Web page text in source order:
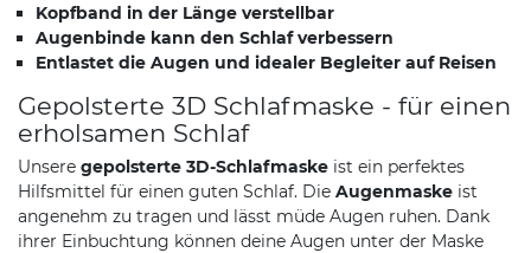
Kopfband in der Länge verstellbar
Augenbinde kann den Schlaf verbessern
Entlastet die Augen und idealer Begleiter auf Reisen
Gepolsterte 3D Schlafmaske - für einen
erholsamen Schlaf
Unsere gepolsterte 3D-Schlafmaske ist ein perfektes
Hilfsmittel für einen guten Schlaf. Die Augenmaske ist
angenehm zu tragen und lässt müde Augen ruhen. Dank
ihrer Einbuchtung können deine Augen unter der Maske